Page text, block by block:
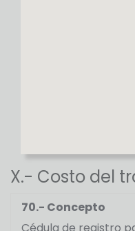
X.- Costo del
70.- Concepto